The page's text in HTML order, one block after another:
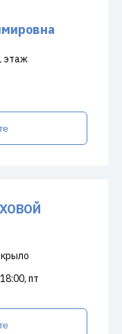
этаж
пт